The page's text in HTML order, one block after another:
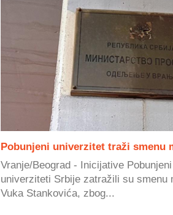
Pobunjeni univerzitet traži smenu
Vranje/Beograd - Inicijative
univerziteti Srbije zatražili su smenu
Vuka Stankovića, zbog...